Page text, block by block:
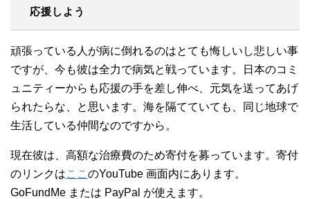
応援しよう
頑張っている人が病に倒れるのはとても悔しいし悲しい事
ですが、今も彼は全力で病気と戦っています。日本のコミ
ュニティーからも応援の手を差し伸べ、元気を送ってあげ
られたらな、と思います。海を隔てていても、同じ地球で
生活している仲間なのですから。
現在彼は、高額な治療費のため寄付を募っています。寄付
のリンクはここ のYouTube 画面内にあります。
GoFundMe または PayPal が使えます。